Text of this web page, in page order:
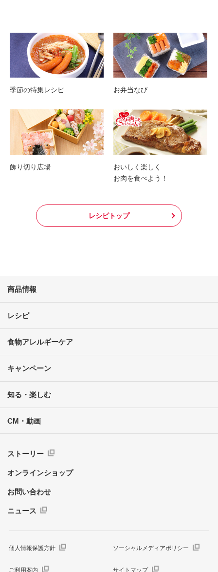
季節の特集レシピ お弁当なび
飾り切り広場
おいしく楽しく
お肉を食べよう！
レシピトップ
商品情報
レシピ
食物アレルギーケア
キャンペーン
知る・楽しむ
CM・動画
ストーリー
オンラインショップ
お問い合わせ
ニュース
個人情報保護方針 ソーシャルメディアポリシー
ご利用案内 サイトマップ